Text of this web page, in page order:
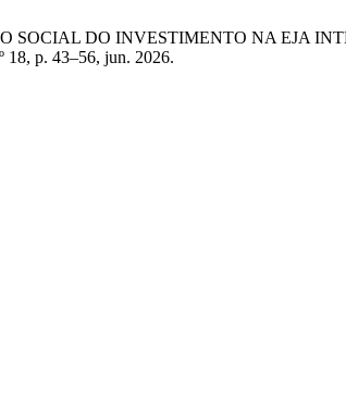
SOCIAL DO INVESTIMENTO NA
18, p. 43–56, jun. 2026.